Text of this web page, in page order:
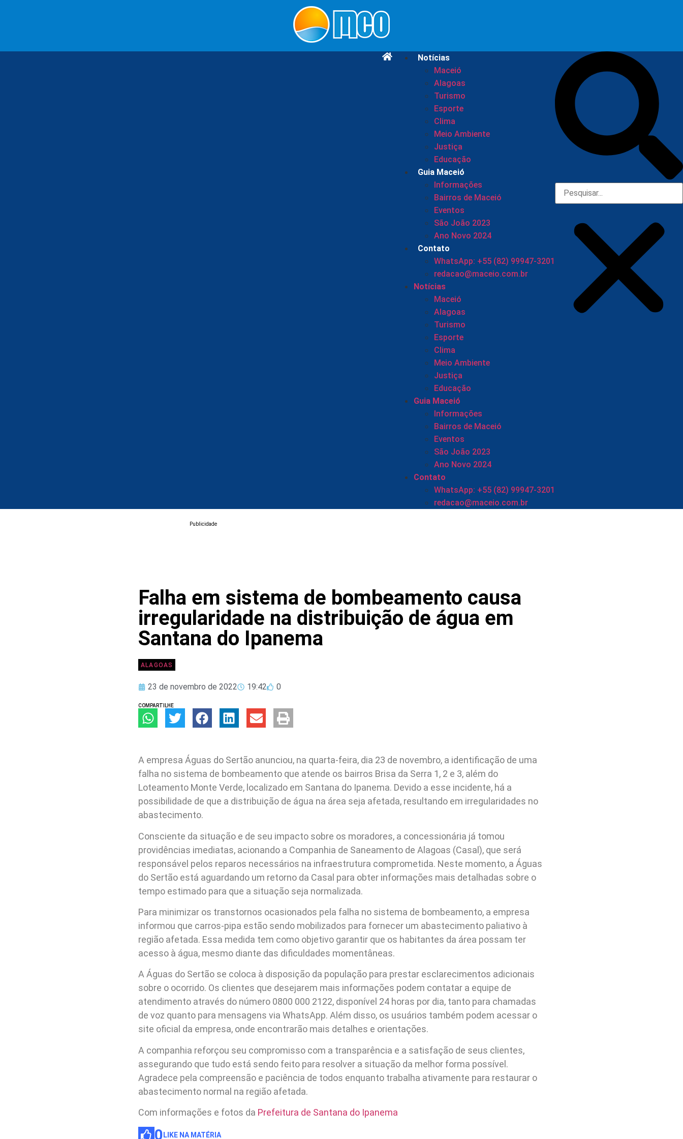
Notícias
Maceió
Alagoas
Turismo
Esporte
Clima
Meio Ambiente
Justiça
Educação
Guia Maceió
Informações
Bairros de Maceió
Eventos
São João 2023
Ano Novo 2024
Contato
WhatsApp: +55 (82) 99947-3201
redacao@maceio.com.br
Notícias
Maceió
Alagoas
Turismo
Esporte
Clima
Meio Ambiente
Justiça
Educação
Guia Maceió
Informações
Bairros de Maceió
Eventos
São João 2023
Ano Novo 2024
Contato
WhatsApp: +55 (82) 99947-3201
redacao@maceio.com.br
Publicidade
Falha em sistema de bombeamento causa
irregularidade na distribuição de água em
Santana do Ipanema
ALAGOAS
23 de novembro de 2022 19:42 0
COMPARTILHE
A empresa Águas do Sertão anunciou, na quarta-feira, dia 23 de novembro, a identificação de uma
falha no sistema de bombeamento que atende os bairros Brisa da Serra 1, 2 e 3, além do
Loteamento Monte Verde, localizado em Santana do Ipanema. Devido a esse incidente, há a
possibilidade de que a distribuição de água na área seja afetada, resultando em irregularidades no
abastecimento.
Consciente da situação e de seu impacto sobre os moradores, a concessionária já tomou
providências imediatas, acionando a Companhia de Saneamento de Alagoas (Casal), que será
responsável pelos reparos necessários na infraestrutura comprometida. Neste momento, a Águas
do Sertão está aguardando um retorno da Casal para obter informações mais detalhadas sobre o
tempo estimado para que a situação seja normalizada.
Para minimizar os transtornos ocasionados pela falha no sistema de bombeamento, a empresa
informou que carros-pipa estão sendo mobilizados para fornecer um abastecimento paliativo à
região afetada. Essa medida tem como objetivo garantir que os habitantes da área possam ter
acesso à água, mesmo diante das dificuldades momentâneas.
A Águas do Sertão se coloca à disposição da população para prestar esclarecimentos adicionais
sobre o ocorrido. Os clientes que desejarem mais informações podem contatar a equipe de
atendimento através do número 0800 000 2122, disponível 24 horas por dia, tanto para chamadas
de voz quanto para mensagens via WhatsApp. Além disso, os usuários também podem acessar o
site oficial da empresa, onde encontrarão mais detalhes e orientações.
A companhia reforçou seu compromisso com a transparência e a satisfação de seus clientes,
assegurando que tudo está sendo feito para resolver a situação da melhor forma possível.
Agradece pela compreensão e paciência de todos enquanto trabalha ativamente para restaurar o
abastecimento normal na região afetada.
Com informações e fotos da Prefeitura de Santana do Ipanema
0LIKE NA MATÉRIA